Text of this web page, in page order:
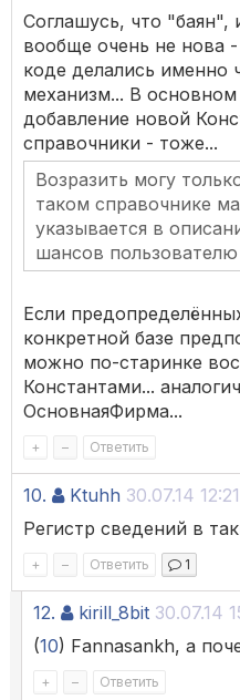
Соглашусь, что "баян",
вообще очень не нова
коде делались именно
механизм... В
добавление новой
справочники - тоже...
Возразить могу
таком справочнике
указывается в
шансов пользователю
Если
конкретной базе
можно по-старинке
Константами...
ОсновнаяФирма...
+ – Ответить
10. Ktuhh 30.07.14 12:21
Регистр сведений в
+ – Ответить 1
12. kirill_8bit 30.07.14
(10) Fannasankh, а
+ – Ответить